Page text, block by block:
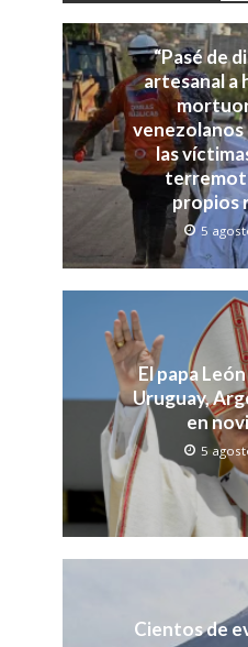
“Pasé de
artesanal a
venezolanos
las
propios
5
El papa
Uruguay,
en
5
Cientos de